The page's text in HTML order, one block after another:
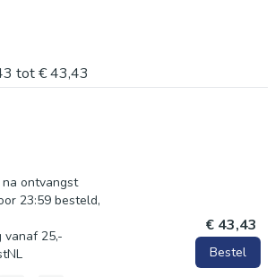
meer. Met 27 kleuropties kun je
die bij jouw inrichting past. Deze
maken over irritatie van de huid. Verfris
en praktische kussenhoes,
tot€ 43,43
ontvangst
23:59 besteld,
vanaf 25,-
€ 43,43
Bestel